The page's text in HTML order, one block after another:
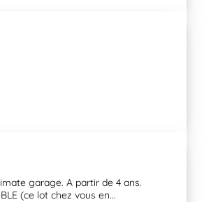
garage. A partir de 4 ans.
(ce lot chez vous en...